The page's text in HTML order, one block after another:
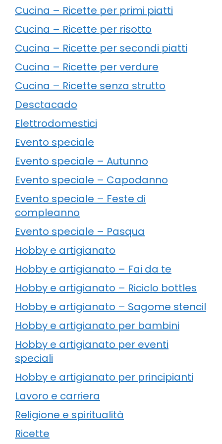
Cucina – Ricette per primi piatti
Cucina – Ricette per risotto
Cucina – Ricette per secondi piatti
Cucina – Ricette per verdure
Cucina – Ricette senza strutto
Desctacado
Elettrodomestici
Evento speciale
Evento speciale – Autunno
Evento speciale – Capodanno
Evento speciale – Feste di
compleanno
Evento speciale – Pasqua
Hobby e artigianato
Hobby e artigianato – Fai da te
Hobby e artigianato – Riciclo bottles
Hobby e artigianato – Sagome stencil
Hobby e artigianato per bambini
Hobby e artigianato per eventi
speciali
Hobby e artigianato per principianti
Lavoro e carriera
Religione e spiritualità
Ricette